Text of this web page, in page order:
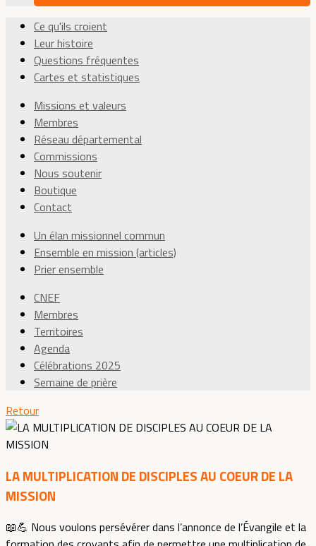
Ce qu'ils croient
Leur histoire
Questions fréquentes
Cartes et statistiques
Missions et valeurs
Membres
Réseau départemental
Commissions
Nous soutenir
Boutique
Contact
Un élan missionnel commun
Ensemble en mission (articles)
Prier ensemble
CNEF
Membres
Territoires
Agenda
Célébrations 2025
Semaine de prière
Retour
LA MULTIPLICATION DE DISCIPLES AU COEUR DE LA
MISSION
📖💪 Nous voulons persévérer dans l’annonce de l’Évangile et la